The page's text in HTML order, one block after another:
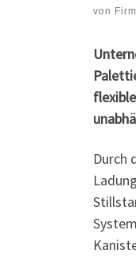
von
Durch